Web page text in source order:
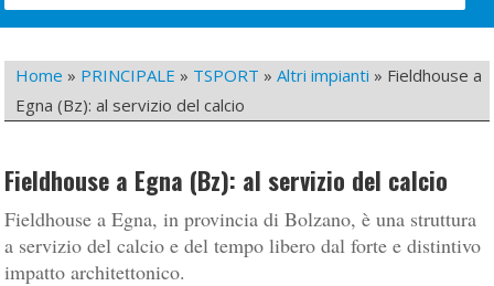
Home » PRINCIPALE » TSPORT »Altri impianti » Fieldhouse a
Egna (Bz): al servizio del calcio
Fieldhouse a Egna (Bz): al servizio del calcio
Fieldhouse a Egna, in provincia di Bolzano, è una struttura
a servizio del calcio e del tempo libero dal forte e distintivo
impatto architettonico.